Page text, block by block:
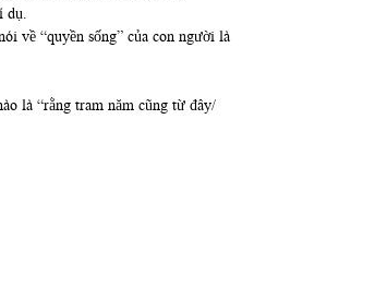
dụ.
về “quyền sống” của con người là
là “rằng tram năm cũng từ đây/